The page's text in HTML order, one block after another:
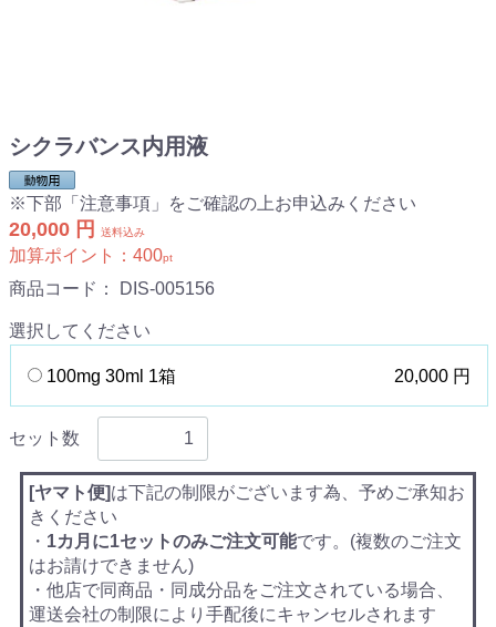
シクラバンス内用液
※下部「注意事項」をご確認の上お申込みください
20,000 円 送料込み
加算ポイント： 400pt
商品コード： DIS-005156
選択してください
100mg 30ml 1箱 20,000 円
セット数
[ヤマト便]は下記の制限がございます為、予めご承知お
きください
・ 1カ月に1セットのみご注文可能です。(複数のご注文
はお請けできません)
・他店で同商品・同成分品をご注文されている場合、
運送会社の制限により手配後にキャンセルされます